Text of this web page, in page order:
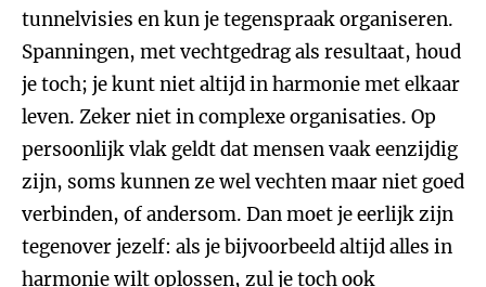
tunnelvisies en kun je tegenspraak organiseren.
Spanningen, met vechtgedrag als resultaat, houd
je toch; je kunt niet altijd in harmonie met elkaar
leven. Zeker niet in complexe organisaties. Op
persoonlijk vlak geldt dat mensen vaak eenzijdig
zijn, soms kunnen ze wel vechten maar niet goed
verbinden, of andersom. Dan moet je eerlijk zijn
tegenover jezelf: als je bijvoorbeeld altijd alles in
harmonie wilt oplossen, zul je toch ook